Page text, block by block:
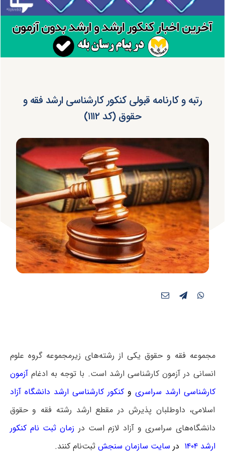
رتبه و کارنامه قبولی کنکور کارشناسی ارشد فقه و
حقوق (کد ۱۱۱۲)
مجموعه فقه و حقوق یکی از رشته‌های زیرمجموعه گروه علوم
انسانی در آزمون کارشناسی ارشد است. با توجه به ادغامآزمون
کارشناسی ارشد سراسری وکنکور کارشناسی ارشد دانشگاه آزاد
اسلامی، داوطلبان پذیرش در مقطع ارشد رشته فقه و حقوق
دانشگاه‌های سراسری و آزاد لازم است در زمان ثبت نام کنکور
ارشد ۱۴۰۴
در سایت سازمان سنجش ثبت‌نام کنند.